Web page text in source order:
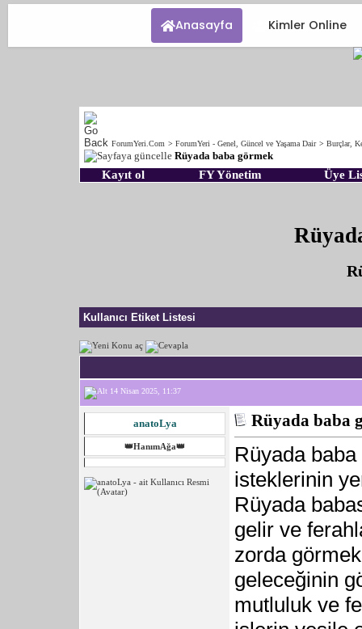
Anasayfa Kimler Online
ForumYeri.Com > ForumYeri - Genel, Güncel ve Yaşama Dair > Burçlar,
Rüyada baba görmek
Kayıt ol FY Yönetim Üye
Kullanıcı Etiket Listesi
14 Nisan 2025, 11:37
anatoLya
👑HanımAğa👑
Rüyada baba
Rüyada baba
isteklerinin
Rüyada
gelir ve
zorda
geleceğinin
mutluluk ve